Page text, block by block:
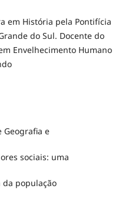
em História pela Pontifícia
do Sul. Docente do
Envelhecimento Humano
Geografia e
sociais: uma
da população